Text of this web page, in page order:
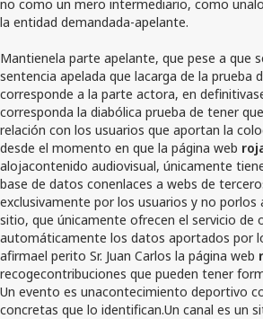
la entidad demandada-apelante.
Mantienela parte apelante, que pese a que
sentencia apelada que lacarga de la prueba
corresponde a la parte actora, en
corresponda la diabólica prueba de tener
relación con los usuarios que aportan la
desde el momento en que la página web
alojacontenido audiovisual, únicamente
base de datos conenlaces a webs de
exclusivamente por los usuarios y no porlos
sitio, que únicamente ofrecen el servicio de
automáticamente los datos aportados por
afirmael perito Sr. Juan Carlos la página web
recogecontribuciones que pueden tener
Un evento es unacontecimiento deportivo
concretas que lo identifican.Un canal es un